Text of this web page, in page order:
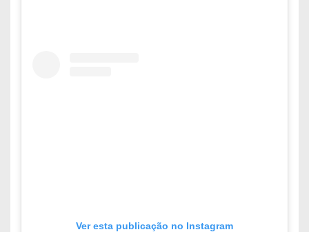
Ver esta publicação no Instagram